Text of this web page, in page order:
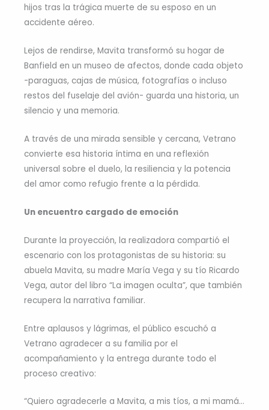
hijos tras la trágica muerte de su esposo en un
accidente aéreo.
Lejos de rendirse, Mavita transformó su hogar de
Banfield en un museo de afectos, donde cada objeto
-paraguas, cajas de música, fotografías o incluso
restos del fuselaje del avión- guarda una historia, un
silencio y una memoria.
A través de una mirada sensible y cercana, Vetrano
convierte esa historia íntima en una reflexión
universal sobre el duelo, la resiliencia y la potencia
del amor como refugio frente a la pérdida.
Un encuentro cargado de emoción
Durante la proyección, la realizadora compartió el
escenario con los protagonistas de su historia: su
abuela Mavita, su madre María Vega y su tío Ricardo
Vega, autor del libro “La imagen oculta”, que también
recupera la narrativa familiar.
Entre aplausos y lágrimas, el público escuchó a
Vetrano agradecer a su familia por el
acompañamiento y la entrega durante todo el
proceso creativo:
“Quiero agradecerle a Mavita, a mis tíos, a mi mamá…